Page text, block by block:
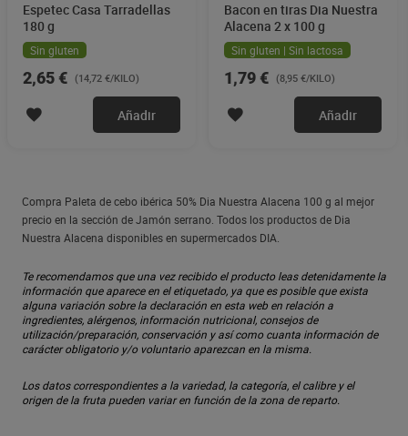
Espetec Casa Tarradellas
180 g
Sin gluten
2,65 € (14,72 €/KILO)
Añadir
Bacon en tiras Dia Nuestra
Alacena 2 x 100 g
Sin gluten | Sin lactosa
1,79 € (8,95 €/KILO)
Añadir
Compra Paleta de cebo ibérica 50% Dia Nuestra Alacena 100 g al mejor
precio en la sección de Jamón serrano. Todos los productos de Dia
Nuestra Alacena disponibles en supermercados DIA.
Te recomendamos que una vez recibido el producto leas detenidamente la
información que aparece en el etiquetado, ya que es posible que exista
alguna variación sobre la declaración en esta web en relación a
ingredientes, alérgenos, información nutricional, consejos de
utilización/preparación, conservación y así como cuanta información de
carácter obligatorio y/o voluntario aparezcan en la misma.
Los datos correspondientes a la variedad, la categoría, el calibre y el
origen de la fruta pueden variar en función de la zona de reparto.